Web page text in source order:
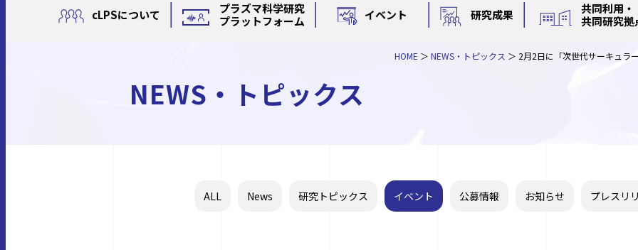
cLPSについて
プラズマ科学研究
プラットフォーム
イベント 研究成果
共同利用・
共同研究拠
NEWS・トピックス
HOME NEWS・トピックス 2月2日に「次世代サーキュラ
ALL News 研究トピックス イベント 公募情報 お知らせ プレスリ